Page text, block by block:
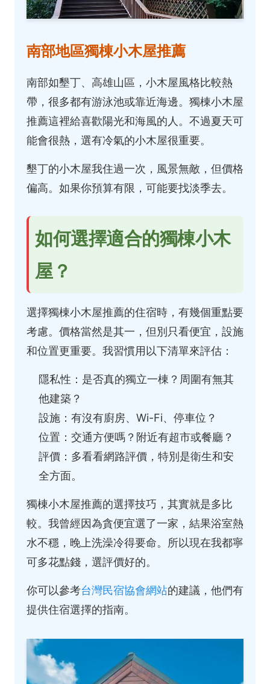
南部地區獨棟小木屋推薦
南部如墾丁、高雄山區，小木屋風格比較熱
帶，很多都有游泳池或靠近海邊。獨棟小木屋
推薦這裡給喜歡陽光和海風的人。不過夏天可
能會很熱，選有冷氣的小木屋很重要。
墾丁的小木屋我住過一次，風景無敵，但價格
偏高。如果你預算有限，可能要找淡季去。
如何選擇適合的獨棟小木
屋？
選擇獨棟小木屋推薦的住宿時，有幾個重點要
考慮。價格當然是其一，但別只看便宜，設施
和位置更重要。我習慣用以下清單來評估：
隱私性：是否真的獨立一棟？周圍有無其
他建築？
設施：有沒有廚房、Wi-Fi、停車位？
位置：交通方便嗎？附近有超市或餐廳？
評價：多看看網路評價，特別是衛生和安
全方面。
獨棟小木屋推薦的選擇技巧，其實就是多比
較。我曾經因為貪便宜選了一家，結果浴室熱
水不穩，晚上洗澡冷得要命。所以現在我都寧
可多花點錢，選評價好的。
你可以參考台灣民宿協會網站的建議，他們有
提供住宿選擇的指南。